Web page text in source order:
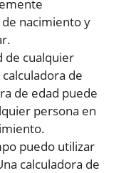
nacimiento y
de cualquier
de
de edad puede
persona en
puedo utilizar
calculadora de